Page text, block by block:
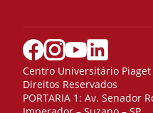
Centro Universitário Piaget
Direitos Reservados
PORTARIA 1: Av. Senador